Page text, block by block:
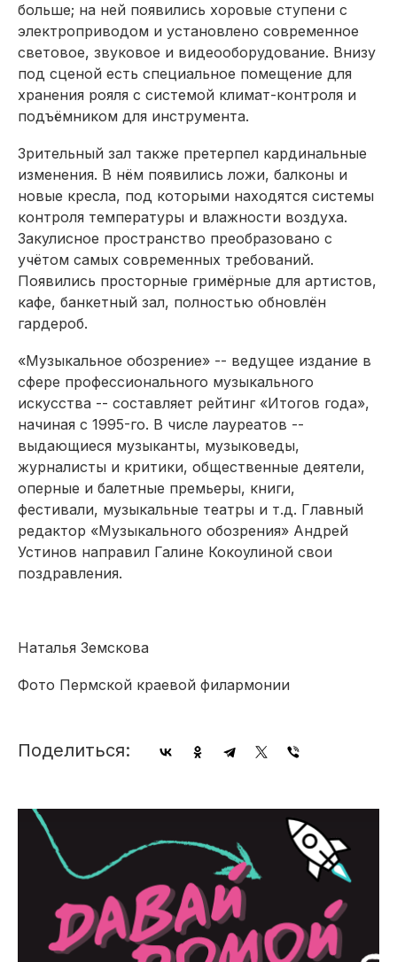
больше; на ней появились хоровые ступени с
электроприводом и установлено современное
световое, звуковое и видеооборудование. Внизу
под сценой есть специальное помещение для
хранения рояля с системой климат-контроля и
подъёмником для инструмента.
Зрительный зал также претерпел кардинальные
изменения. В нём появились ложи, балконы и
новые кресла, под которыми находятся системы
контроля температуры и влажности воздуха.
Закулисное пространство преобразовано с
учётом самых современных требований.
Появились просторные гримёрные для артистов,
кафе, банкетный зал, полностью обновлён
гардероб.
«Музыкальное обозрение» -- ведущее издание в
сфере профессионального музыкального
искусства -- составляет рейтинг «Итогов года»,
начиная с 1995-го. В числе лауреатов --
выдающиеся музыканты, музыковеды,
журналисты и критики, общественные деятели,
оперные и балетные премьеры, книги,
фестивали, музыкальные театры и т.д. Главный
редактор «Музыкального обозрения» Андрей
Устинов направил Галине Кокоулиной свои
поздравления.
Наталья Земскова
Фото Пермской краевой филармонии
Поделиться: